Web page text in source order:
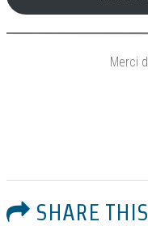
Merci
SHARE